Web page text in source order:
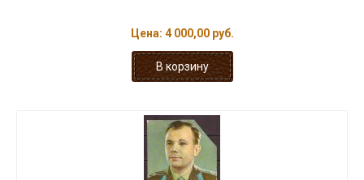
Цена: 4 000,00 руб.